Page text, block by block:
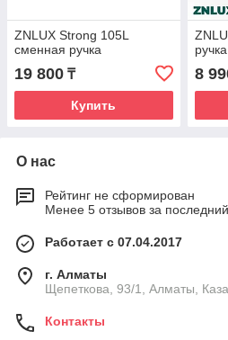
ZNLUX Strong 105L
сменная ручка
19 800 ₸
Купить
ручка
8
О нас
Рейтинг не сформирован
Менее 5 отзывов за
Работает с 07.04.2017
г. Алматы
Щепеткова, 93/1, Алматы,
Контакты